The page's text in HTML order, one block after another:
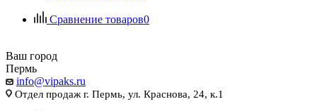
Сравнение товаров0
Ваш город
Пермь
info@vipaks.ru
Отдел продаж г. Пермь, ул. Краснова, 24, к.1